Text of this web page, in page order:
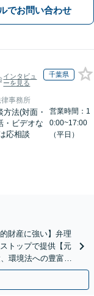
でお問い合わせ
インタビュ
ーを見る
千葉県
事務所
方法(対面・
・ビデオな
応相談
営業時間：1
0:00~17:00
（平日）
財産に強い】弁理
トップで提供【元
環境法への豊富な
きます